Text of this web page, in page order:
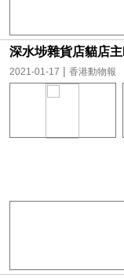
深水埗雜貨店貓店
2021-01-17 | 香港動物報